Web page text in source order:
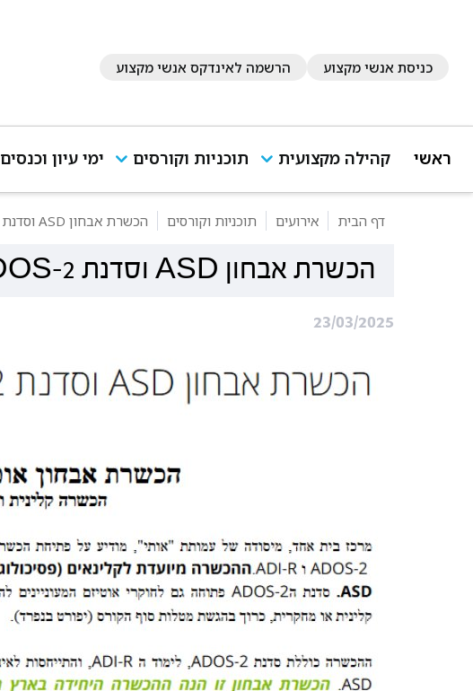
כניסת אנשי מקצוע הרשמה לאינדקס אנשי מקצוע
ראשי קהילה מקצועית תוכניות וקורסים ימי עיון וכנסים
דף הבית אירועים תוכניות וקורסים הכשרת אבחון ASD וסדנת ADOS-2
הכשרת אבחון ASD וסדנת ADOS-2
23/03/2025